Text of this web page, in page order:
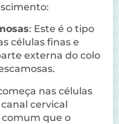
: Este é o tipo
células finas e
externa do colo
nas células
cervical
que o